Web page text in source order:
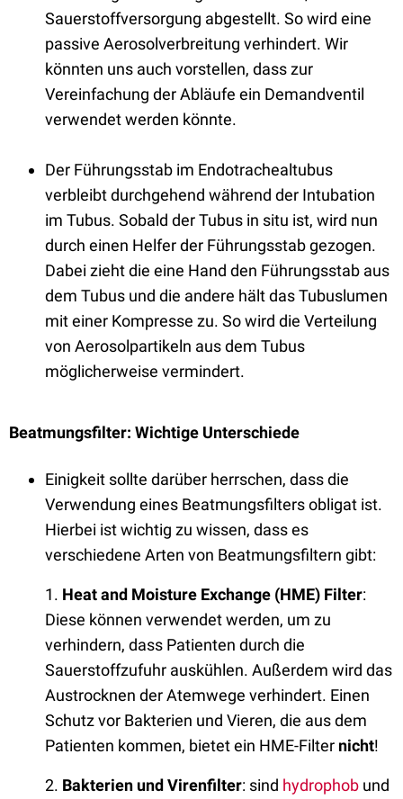
Sauerstoffversorgung abgestellt. So wird eine
passive Aerosolverbreitung verhindert. Wir
könnten uns auch vorstellen, dass zur
Vereinfachung der Abläufe ein Demandventil
verwendet werden könnte.
Der Führungsstab im Endotrachealtubus
verbleibt durchgehend während der Intubation
im Tubus. Sobald der Tubus in situ ist, wird nun
durch einen Helfer der Führungsstab gezogen.
Dabei zieht die eine Hand den Führungsstab aus
dem Tubus und die andere hält das Tubuslumen
mit einer Kompresse zu. So wird die Verteilung
von Aerosolpartikeln aus dem Tubus
möglicherweise vermindert.
Beatmungsfilter: Wichtige Unterschiede
Einigkeit sollte darüber herrschen, dass die
Verwendung eines Beatmungsfilters obligat ist.
Hierbei ist wichtig zu wissen, dass es
verschiedene Arten von Beatmungsfiltern gibt:
1. Heat and Moisture Exchange (HME) Filter:
Diese können verwendet werden, um zu
verhindern, dass Patienten durch die
Sauerstoffzufuhr auskühlen. Außerdem wird das
Austrocknen der Atemwege verhindert. Einen
Schutz vor Bakterien und Vieren, die aus dem
Patienten kommen, bietet ein HME-Filter nicht!
2. Bakterien und Virenfilter: sind hydrophob und